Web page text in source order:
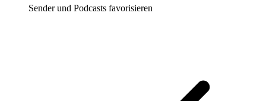
Sender und Podcasts favorisieren